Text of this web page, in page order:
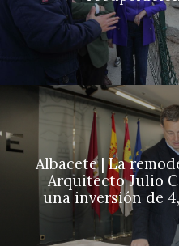
Albacete | La
Arquitecto Julio
una inversión de